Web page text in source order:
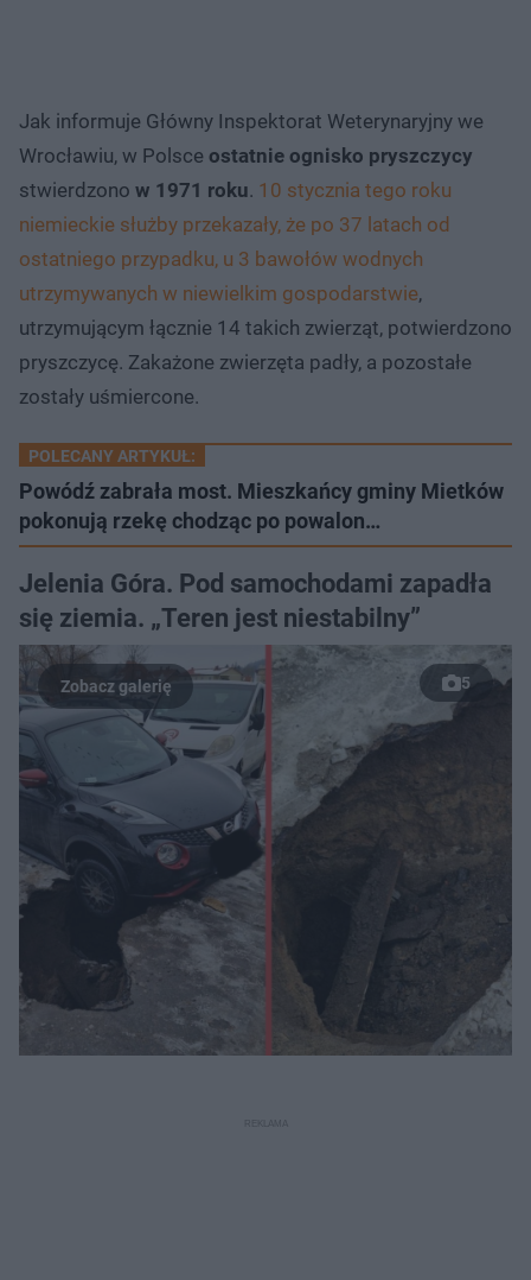
Jak informuje Główny Inspektorat Weterynaryjny we
Wrocławiu, w Polsce ostatnie ognisko pryszczycy
stwierdzono w 1971 roku. 10 stycznia tego roku
niemieckie służby przekazały, że po 37 latach od
ostatniego przypadku, u 3 bawołów wodnych
utrzymywanych w niewielkim gospodarstwie,
utrzymującym łącznie 14 takich zwierząt, potwierdzono
pryszczycę. Zakażone zwierzęta padły, a pozostałe
zostały uśmiercone.
POLECANY ARTYKUŁ:
Powódź zabrała most. Mieszkańcy gminy Mietków
pokonują rzekę chodząc po powalon…
Jelenia Góra. Pod samochodami zapadła
się ziemia. „Teren jest niestabilny”
5